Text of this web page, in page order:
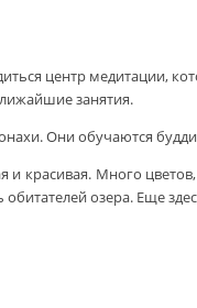
центр медитации,
занятия.
Они обучаются
и красивая. Много
озера. Еще